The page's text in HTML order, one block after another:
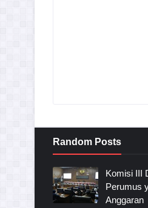
Random Posts
Komisi III
Perumus
Anggaran